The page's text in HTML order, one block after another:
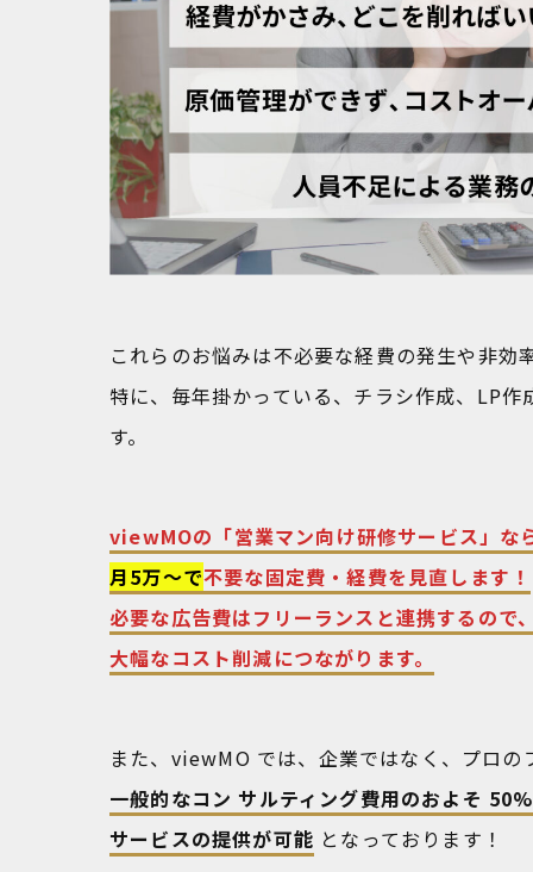
これらのお悩みは不必要な経費の発生や非
特に、毎年掛かっている、チラシ作成、LP
す。
viewMOの「営業マン向け研修サービス」な
月5万〜で不要な固定費・経費を見直します！
必要な広告費はフリーランスと連携するので
大幅なコスト削減につながります。
また、viewMO では、企業ではなく、プロの
一般的なコン サルティング費用のおよそ
サービスの提供が可能 となっております！